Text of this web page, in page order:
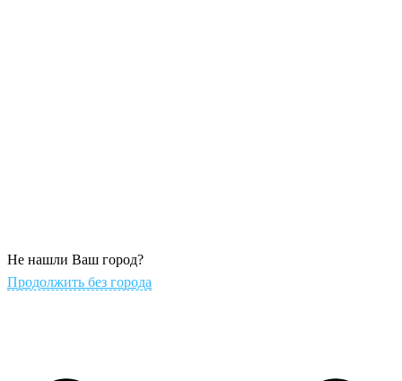
Не нашли Ваш город?
Продолжить без города